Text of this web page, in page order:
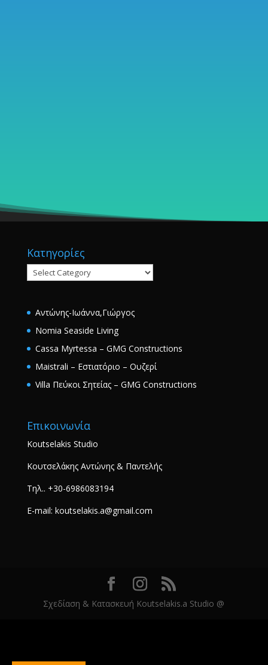
Κατηγορίες
Κατηγορίες
Αντώνης-Ιωάννα,Γιώργος
Nomia Seaside Living
Cassa Myrtessa – GMG Constructions
Maistrali – Εστιατόριο – Ουζερί
Villa Πεύκοι Σητείας – GMG Constructions
Επικοινωνία
Koutselakis Studio
Κουτσελάκης Αντώνης & Παντελής
Τηλ.. +30-6986083194
E-mail: koutselakis.a@gmail.com
Σχεδίαση & Κατασκευή Koutselakis.a Studio @